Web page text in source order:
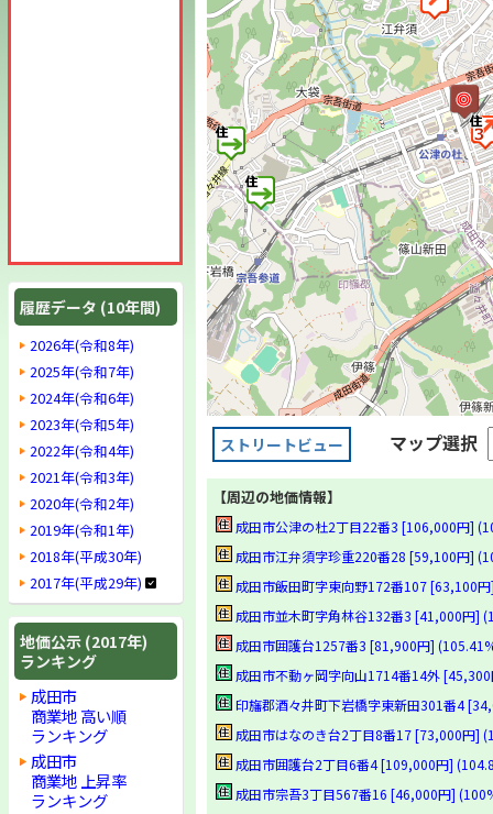
ストリートビュー マップ選択
【周辺の地価情報】
成田市公津の杜2丁目22番3 [106,000円]
成田市江弁須字珍重220番28 [59,100円]
成田市飯田町字東向野172番107 [63,100
成田市並木町字角林谷132番3 [41,000円]
成田市囲護台1257番3 [81,900円]
成田市不動ヶ岡字向山1714番14外
印旛郡酒々井町下岩橋字東新田301番4
成田市はなのき台2丁目8番17 [73,000円]
成田市囲護台2丁目6番4 [109,000円]
成田市宗吾3丁目567番16 [46,000円]
履歴データ (10年間)
2026年(令和8年)
2025年(令和7年)
2024年(令和6年)
2023年(令和5年)
2022年(令和4年)
2021年(令和3年)
2020年(令和2年)
2019年(令和1年)
2018年(平成30年)
2017年(平成29年)
地価公示 (2017年)
ランキング
成田市
商業地 高い順
ランキング
成田市
商業地 上昇率
ランキング